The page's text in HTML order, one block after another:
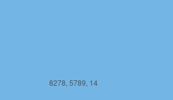
8278, 5789, 14